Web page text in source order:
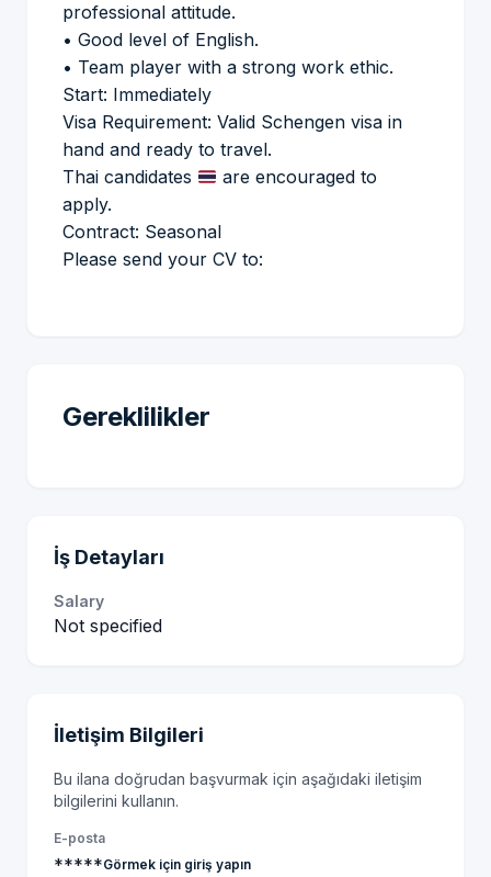
professional attitude.
• Good level of English.
• Team player with a strong work ethic.
Start: Immediately
Visa Requirement: Valid Schengen visa in
hand and ready to travel.
Thai candidates
are encouraged to
apply.
Contract: Seasonal
Please send your CV to:
Gereklilikler
İş Detayları
Salary
Not specified
İletişim Bilgileri
Bu ilana doğrudan başvurmak için aşağıdaki iletişim
bilgilerini kullanın.
E-posta
*****Görmek için giriş yapın